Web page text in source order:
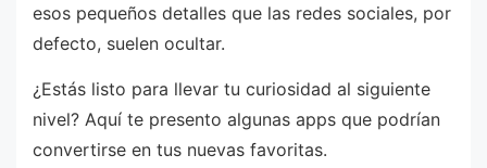
esos pequeños detalles que las redes sociales, por
defecto, suelen ocultar.
¿Estás listo para llevar tu curiosidad al siguiente
nivel? Aquí te presento algunas apps que podrían
convertirse en tus nuevas favoritas.